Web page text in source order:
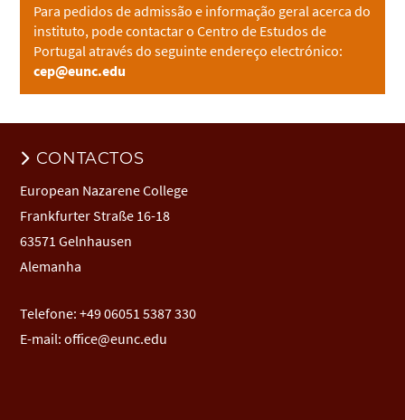
Para pedidos de admissão e informação geral acerca do
instituto, pode contactar o Centro de Estudos de
Portugal através do seguinte endereço electrónico:
cep@eunc.edu
CONTACTOS
European Nazarene College
Frankfurter Straße 16-18
63571 Gelnhausen
Alemanha
Telefone: +49 06051 5387 330
E-mail:office@eunc.edu